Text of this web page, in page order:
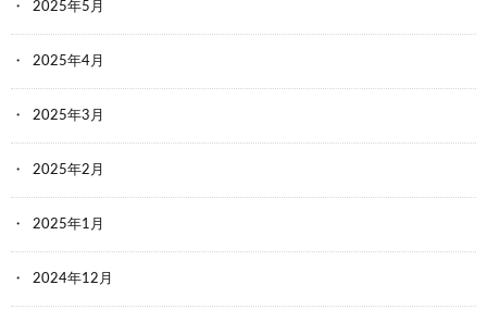
2025年5月
2025年4月
2025年3月
2025年2月
2025年1月
2024年12月